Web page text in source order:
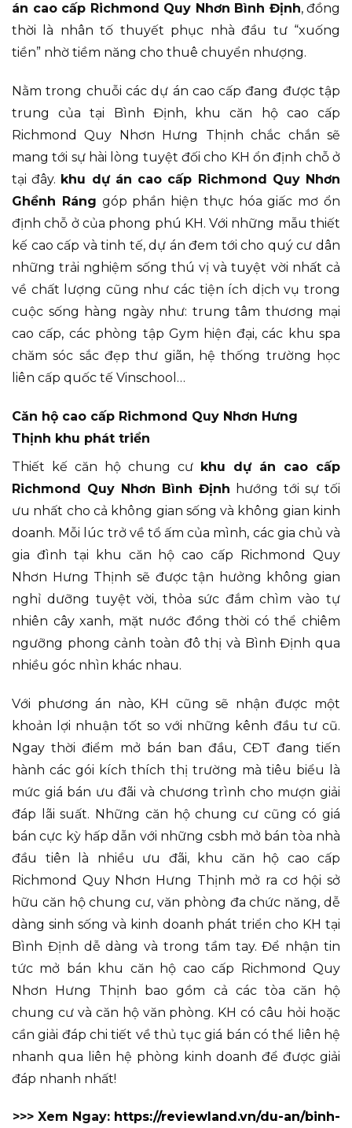
án cao cấp Richmond Quy Nhơn Bình Định, đồng
thời là nhân tố thuyết phục nhà đầu tư “xuống
tiền” nhờ tiềm năng cho thuê chuyển nhượng.
Nằm trong chuỗi các dự án cao cấp đang được tập
trung của tại Bình Định, khu căn hộ cao cấp
Richmond Quy Nhơn Hưng Thịnh chắc chắn sẽ
mang tới sự hài lòng tuyệt đối cho KH ổn định chỗ ở
tại đây. khu dự án cao cấp Richmond Quy Nhơn
Ghềnh Ráng góp phần hiện thực hóa giấc mơ ổn
định chỗ ở của phong phú KH. Với những mẫu thiết
kế cao cấp và tinh tế, dự án đem tới cho quý cư dân
những trải nghiệm sống thú vị và tuyệt vời nhất cả
về chất lượng cũng như các tiện ích dịch vụ trong
cuộc sống hàng ngày như: trung tâm thương mại
cao cấp, các phòng tập Gym hiện đại, các khu spa
chăm sóc sắc đẹp thư giãn, hệ thống trường học
liên cấp quốc tế Vinschool…
Căn hộ cao cấp Richmond Quy Nhơn Hưng
Thịnh khu phát triển
Thiết kế căn hộ chung cư khu dự án cao cấp
Richmond Quy Nhơn Bình Định hướng tới sự tối
ưu nhất cho cả không gian sống và không gian kinh
doanh. Mỗi lúc trở về tổ ấm của mình, các gia chủ và
gia đình tại khu căn hộ cao cấp Richmond Quy
Nhơn Hưng Thịnh sẽ được tận hưởng không gian
nghỉ dưỡng tuyệt vời, thỏa sức đắm chìm vào tự
nhiên cây xanh, mặt nước đồng thời có thể chiêm
ngưỡng phong cảnh toàn đô thị và Bình Định qua
nhiều góc nhìn khác nhau.
Với phương án nào, KH cũng sẽ nhận được một
khoản lợi nhuận tốt so với những kênh đầu tư cũ.
Ngay thời điểm mở bán ban đầu, CĐT đang tiến
hành các gói kích thích thị trường mà tiêu biểu là
mức giá bán ưu đãi và chương trình cho mượn giải
đáp lãi suất. Những căn hộ chung cư cũng có giá
bán cực kỳ hấp dẫn với những csbh mở bán tòa nhà
đầu tiên là nhiều ưu đãi, khu căn hộ cao cấp
Richmond Quy Nhơn Hưng Thịnh mở ra cơ hội sở
hữu căn hộ chung cư, văn phòng đa chức năng, dễ
dàng sinh sống và kinh doanh phát triển cho KH tại
Bình Định dễ dàng và trong tầm tay. Để nhận tin
tức mở bán khu căn hộ cao cấp Richmond Quy
Nhơn Hưng Thịnh bao gồm cả các tòa căn hộ
chung cư và căn hộ văn phòng. KH có câu hỏi hoặc
cần giải đáp chi tiết về thủ tục giá bán có thể liên hệ
nhanh qua liên hệ phòng kinh doanh để được giải
đáp nhanh nhất!
>>> Xem Ngay: https://reviewland.vn/du-an/binh-